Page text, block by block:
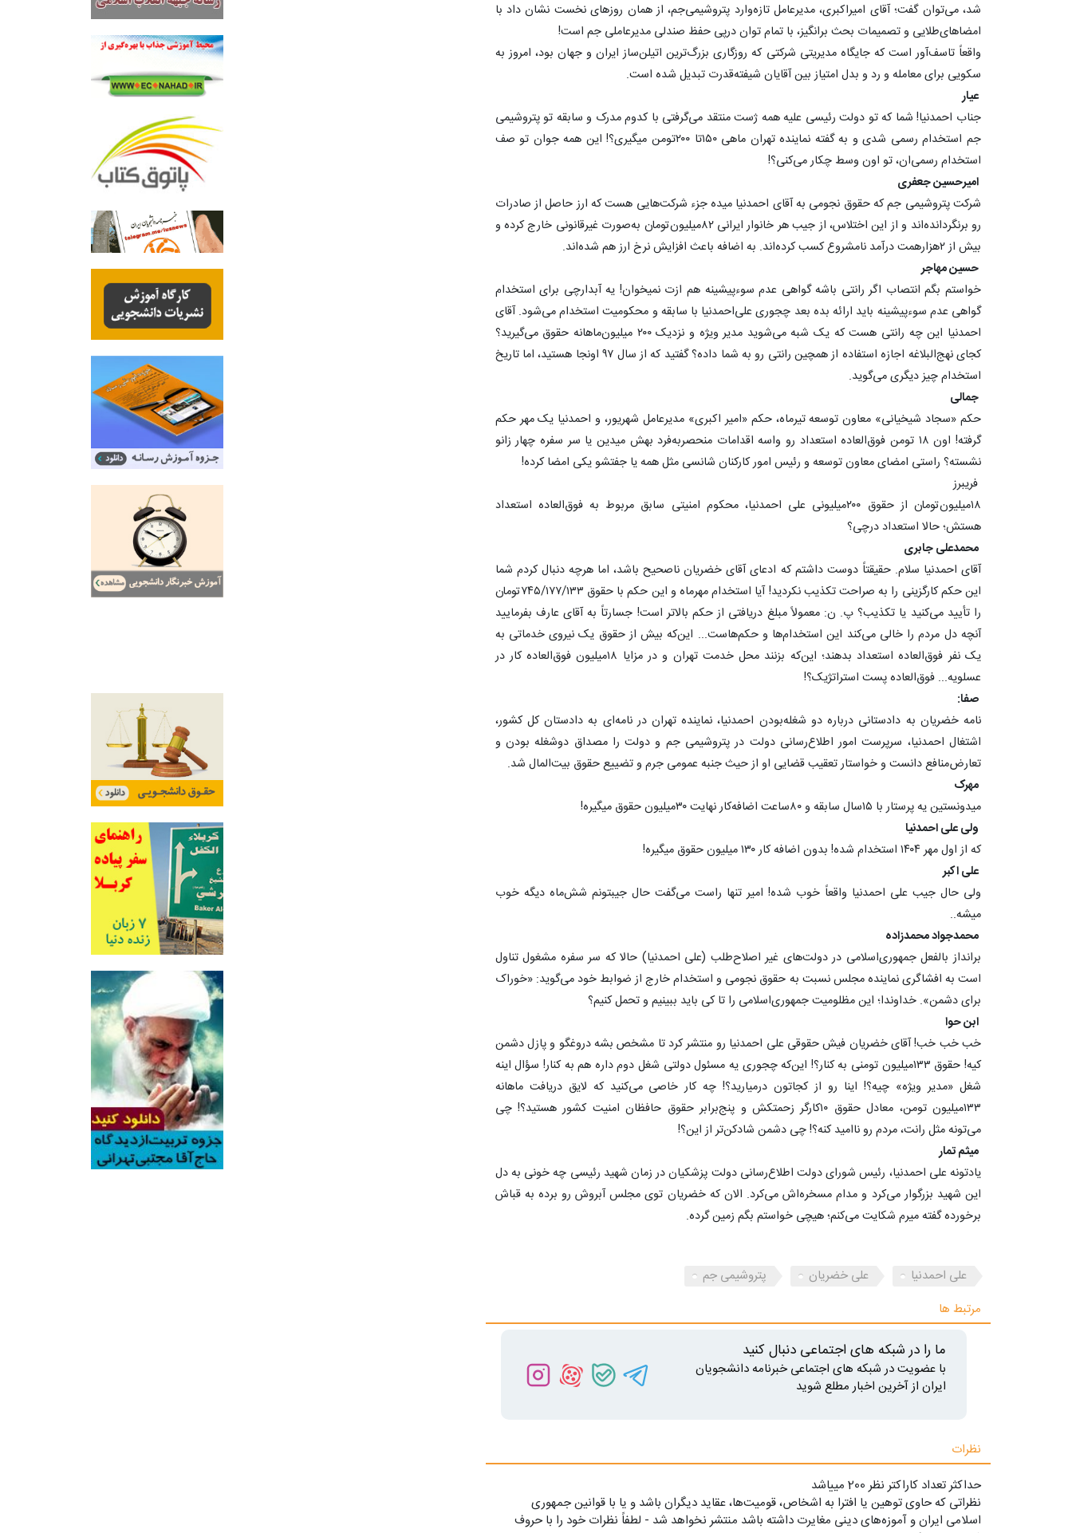
شد، می‌توان گفت؛ آقای ‎امیر‌اکبری، مدیرعامل تازه‌وارد ‎پتروشیمی‌جم، از همان روز‌های نخست نشان داد با
واقعاً تاسف‌آور است که جایگاه مدیریتی شرکتی که روزگاری بزرگ‌ترین ‎اتیلن‌ساز ایران و جهان بود، امروز به
سکویی برای ‎معامله و رد و بدل امتیاز بین آقایان ‎شیفته‌قدرت تبدیل شده است.
عیار
‏جناب احمدنیا! شما که تو دولت رئیسی علیه همه ژست منتقد می‌گرفتی با کدوم مدرک و سابقه تو پتروشیمی
جم استخدام رسمی شدی و به گفته نماینده تهران ماهی ۱۵۰تا ۲۰۰تومن میگیری؟! این همه جوان تو صف
استخدام رسمی‌ان، تو اون وسط چکار می‌کنی؟!
امیرحسین جعفری
‏شرکت پتروشیمی جم که حقوق نجومی به آقای احمدنیا میده جزء شرکت‌هایی هست که ارز حاصل از صادرات
رو برنگردانده‌اند و از این اختلاس، از جیب هر خانوار ایرانی ۸۲میلیون‌تومان به‌صورت غیرقانونی خارج کرده و
بیش از ۲هزارهمت درآمد نامشروع کسب کرده‌اند. به اضافه باعث افزایش نرخ ارز هم شده‌اند.
حسین مهاجر
‏خواستم بگم انتصاب اگر رانتی باشه گواهی عدم سوء‌پیشینه هم ازت نمیخوان! یه آبدارچی برای استخدام
گواهی عدم سوء‌پیشینه باید ارائه بده بعد چجوری ‎علی‌احمدنیا با سابقه و محکومیت استخدام می‌شود. آقای
‎احمدنیا این چه رانتی هست که یک شبه می‌شوید مدیر ویژه و نزدیک ۲۰۰ میلیون‌ماهانه حقوق می‌گیرید؟
کجای نهج‌البلاغه اجازه استفاده از همچین رانتی رو به شما داده؟ گفتید که از سال ۹۷ اونجا هستید، اما تاریخ
استخدام چیز دیگری می‌گوید.
‏حکم «سجاد شیخیانی» معاون توسعه تیرماه، حکم «امیر اکبری» مدیرعامل شهریور، و ‎احمدنیا یک مهر حکم
گرفته! اون ۱۸ تومن فوق‌العاده استعداد رو واسه اقدامات منحصر‌به‌فرد بهش میدین یا سر سفره چهار زانو
نشسته؟ راستی امضای معاون توسعه و رئیس امور کارکنان شانسی مثل همه یا جفتشو یکی امضا کرده!
فریبرز
‏۱۸میلیون‌تومان از حقوق ۲۰۰میلیونی علی احمدنیا، محکوم امنیتی سابق مربوط به فوق‌العاده استعداد
هستش؛ حالا استعداد درچی؟
محمدعلی جابری
‏آقای احمدنیا سلام. حقیقتاً دوست داشتم که ادعای آقای خضریان ناصحیح باشد، اما هرچه دنبال کردم شما
این حکم کارگزینی را به صراحت تکذیب نکردید! آیا استخدام مهرماه و این حکم با حقوق ۷۴۵/۱۷۷/۱۳۳تومان
را تأیید می‌کنید یا تکذیب؟ پ. ن: معمولاً مبلغ دریافتی از حکم بالاتر است! جسارتاً به آقای عارف بفرمایید
آنچه دل مردم را خالی می‌کند این استخدام‌ها و حکم‌هاست... این‌که بیش از حقوق یک نیروی خدماتی به
یک نفر فوق‌العاده استعداد بدهند؛ این‌که بزنند محل خدمت تهران و در مزایا ۱۸میلیون فوق‌العاده کار در
عسلویه... فوق‌العاده پست استراتژیک؟!
صفا:
‏نامه ‎خضریان به دادستانی درباره دو شغله‌بودن ‎احمدنیا، نماینده تهران در نامه‌ای به دادستان کل کشور،
اشتغال احمدنیا، سرپرست امور اطلاع‌رسانی دولت در پتروشیمی جم و دولت را مصداق دوشغله بودن و
مهرک
‏میدونستین یه پرستار با ۱۵سال سابقه و ۸۰ساعت اضافه‌کار نهایت ۳۰میلیون حقوق میگیره!
ولی علی احمدنیا
که از اول مهر ۱۴۰۴ استخدام شده! بدون اضافه کار ۱۳۰ میلیون حقوق میگیره!
علی اکبر
‏ولی حال جیب علی احمدنیا واقعاً خوب شده! امیر تنها راست می‌گفت حال جیبتونم شش‌ماه دیگه خوب
میشه..
محمدجواد محمدزاده
‏برانداز بالفعل جمهوری‌اسلامی در دولت‌های غیر اصلاح‌طلب (علی احمدنیا) حالا که سر سفره مشغول تناول
است به افشاگری نماینده مجلس نسبت به حقوق نجومی و استخدام خارج از ضوابط خود می‌گوید: «خوراک
برای دشمن». خداوندا؛ این مظلومیت جمهوری‌اسلامی را تا کی باید ببینیم و تحمل کنیم؟
ابن حوا
‏خب خب خب! آقای خضریان فیش حقوقی علی احمدنیا رو منتشر کرد تا مشخص بشه دروغگو و پازل دشمن
کیه! حقوق ۱۳۳میلیون تومنی به کنار؟! این‌که چجوری یه مسئول دولتی شغل دوم داره هم به کنار! سؤال اینه
شغل «مدیر ویژه» چیه؟! اینا رو از کجاتون درمیارید؟! چه کار خاصی می‌کنید که لایق دریافت ماهانه
۱۳۳میلیون تومن، معادل حقوق ۱۰کارگر زحمتکش و پنج‌برابر حقوق حافظان امنیت کشور هستید؟! چی
می‌تونه مثل رانت، مردم رو ناامید کنه؟! چی دشمن شادکن‌تر از این؟!
میثم تمار
‏یادتونه علی احمدنیا، رئیس شورای دولت اطلاع‌رسانی دولت پزشکیان در زمان شهید رئیسی چه خونی به دل
این شهید بزرگوار می‌کرد و مدام مسخره‌اش می‌کرد. الان که خضریان توی مجلس آبروش رو برده به قباش
برخورده گفته میرم شکایت می‌کنم؛ هیچی خواستم بگم زمین گرده.
علی احمدنیا علی خضریان
پتروشیمی جم
مرتبط ها
ما را در شبکه های اجتماعی دنبال کنید
با عضویت در شبکه های اجتماعی خبرنامه دانشجویان
ایران از آخرین اخبار مطلع شوید
نظرات
حداکثر تعداد کاراکتر نظر 200 ميياشد
نظراتی که حاوی توهین یا افترا به اشخاص، قومیت‌ها، عقاید دیگران باشد و یا با قوانین جمهوری
اسلامی ایران و آموزه‌های دینی مغایرت داشته باشد منتشر نخواهد شد - لطفاً نظرات خود را با حروف